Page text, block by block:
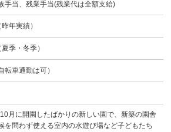
手当、残業手当(残業代は全額支給)
年実績）
季・冬季）
転車通勤は可）
月に開園したばかりの新しい園で、新築の園舎
を問わず使える室内の水遊び場など子どもたち